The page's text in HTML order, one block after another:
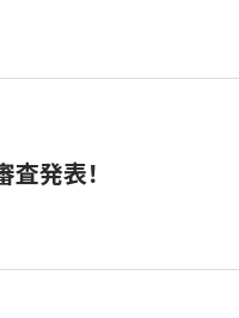
査発表！